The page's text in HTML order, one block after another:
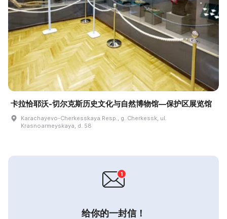
卡拉恰耶沃-切尔克斯历史文化与自然博物馆—保护区展览馆
Karachayevo-Cherkesskaya Resp., g. Cherkessk, ul.
Krasnoarmeyskaya, d. 58
给你的一封信！